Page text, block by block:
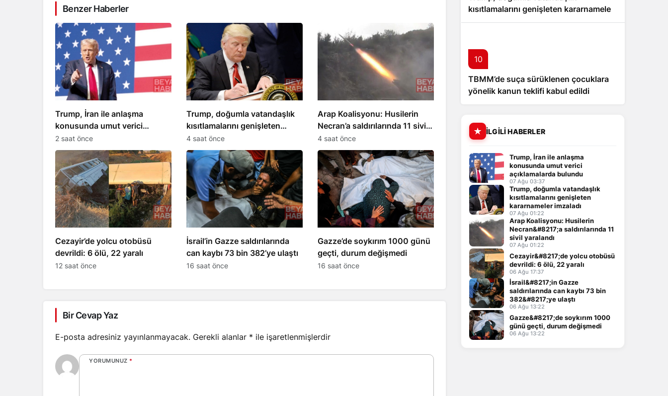
Benzer Haberler
Trump, İran ile anlaşma
konusunda umut verici
açıklamalarda bulundu
2 saat önce
Trump, doğumla vatandaşlık
kısıtlamalarını genişleten
kararnameler imzaladı
4 saat önce
Arap Koalisyonu: Husilerin
Necran’a saldırılarında 11 sivil
yaralandı
4 saat önce
Cezayir’de yolcu otobüsü
devrildi: 6 ölü, 22 yaralı
12 saat önce
İsrail’in Gazze saldırılarında
can kaybı 73 bin 382’ye ulaştı
16 saat önce
Gazze’de soykırım 1000 günü
geçti, durum değişmedi
16 saat önce
Bir Cevap Yaz
E-posta adresiniz yayınlanmayacak. Gerekli alanlar * ile işaretlenmişlerdir
YORUMUNUZ *
kısıtlamalarını genişleten kararnameler
imzaladı
10
TBMM’de suça sürüklenen çocuklara
yönelik kanun teklifi kabul edildi
İLGILI HABERLER
Trump, İran ile anlaşma
konusunda umut verici
açıklamalarda bulundu
07 Ağu 03:37
Trump, doğumla vatandaşlık
kısıtlamalarını genişleten
kararnameler imzaladı
07 Ağu 01:22
Arap Koalisyonu: Husilerin
Necran&#8217;a saldırılarında 11
sivil yaralandı
07 Ağu 01:22
Cezayir&#8217;de yolcu otobüsü
devrildi: 6 ölü, 22 yaralı
06 Ağu 17:37
İsrail&#8217;in Gazze
saldırılarında can kaybı 73 bin
382&#8217;ye ulaştı
06 Ağu 13:22
Gazze&#8217;de soykırım 1000
günü geçti, durum değişmedi
06 Ağu 13:22